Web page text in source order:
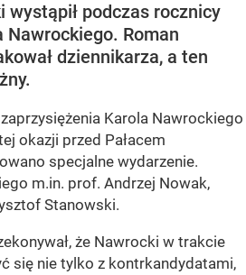
wystąpił podczas rocznicy
Roman
dziennikarza, a ten
Karola Nawrockiego
okazji przed Pałacem
specjalne wydarzenie.
m.in. prof. Andrzej Nowak,
Stanowski.
że Nawrocki w trakcie
się nie tylko z kontrkandydatami,